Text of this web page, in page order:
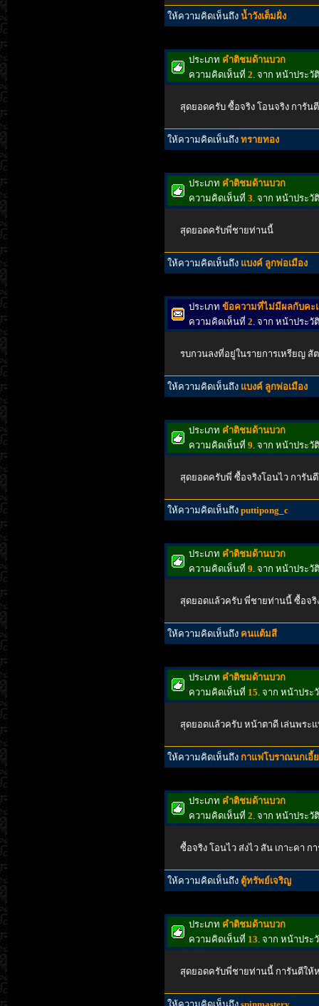
ให้ความคิดเห็นถึง น้ำวังเต็มฝั่ง
ประเภท คำติชมด้านบวก
ความคิดเห็นที่ 2. จาก หน้าประวั
สุดยอดครับ ซื้อจริง โอนจริง การัน
ให้ความคิดเห็นถึง ทรายทอง
ประเภท คำติชมด้านบวก
ความคิดเห็นที่ 3. จาก หน้าประวั
สุดยอดครับพี่ชายท่านนี้
ให้ความคิดเห็นถึง แบงค์ ลูกพ่อเมือง
ประเภท ข้อความที่ไม่มีผลกับคะ
ความคิดเห็นที่ 2. จาก หน้าประวั
รบกวนลงที่อยู่ในรายการเหรียญ สั
ให้ความคิดเห็นถึง แบงค์ ลูกพ่อเมือง
ประเภท คำติชมด้านบวก
ความคิดเห็นที่ 9. จาก หน้าประวั
สุดยอดครับพี่ ซื้อจริงโอนไว การัน
ให้ความคิดเห็นถึง puttipong_c
ประเภท คำติชมด้านบวก
ความคิดเห็นที่ 9. จาก หน้าประ
สุดยอดแล้วครับ พี่ชายท่านนี้ ซื้อจริ
ให้ความคิดเห็นถึง คนแต้มสี
ประเภท คำติชมด้านบวก
ความคิดเห็นที่ 15. จาก หน้าประ
สุดยอดแล้วครับ หน้าตาดี เล่นพระ
ให้ความคิดเห็นถึง กาแฟโบราณนกเอี้
ประเภท คำติชมด้านบวก
ความคิดเห็นที่ 2. จาก หน้าประ
ซื้อจริง โอนไว ส่งไว สัน เกาะคา
ให้ความคิดเห็นถึง ตู้ทรัพย์เจริญ
ประเภท คำติชมด้านบวก
ความคิดเห็นที่ 13. จาก หน้าประ
สุดยอดครับพี่ชายท่านนี้ การันตีให้ห